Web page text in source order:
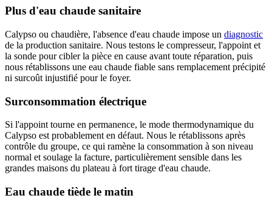
Plus d'eau chaude sanitaire
Calypso ou chaudière, l'absence d'eau chaude impose un diagnostic
de la production sanitaire. Nous testons le compresseur, l'appoint et
la sonde pour cibler la pièce en cause avant toute réparation, puis
nous rétablissons une eau chaude fiable sans remplacement précipité
ni surcoût injustifié pour le foyer.
Surconsommation électrique
Si l'appoint tourne en permanence, le mode thermodynamique du
Calypso est probablement en défaut. Nous le rétablissons après
contrôle du groupe, ce qui ramène la consommation à son niveau
normal et soulage la facture, particulièrement sensible dans les
grandes maisons du plateau à fort tirage d'eau chaude.
Eau chaude tiède le matin